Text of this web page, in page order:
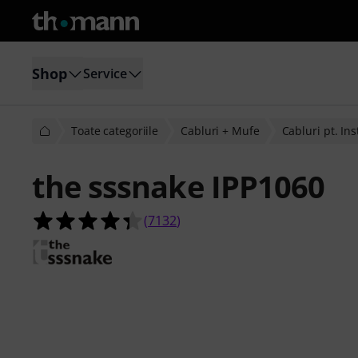
Shop Service
Toate categoriile Cabluri + Mufe Cabluri pt.
the sssnake IPP1060
4.3 din 5 stele din 7132 evaluări ale
(7132)